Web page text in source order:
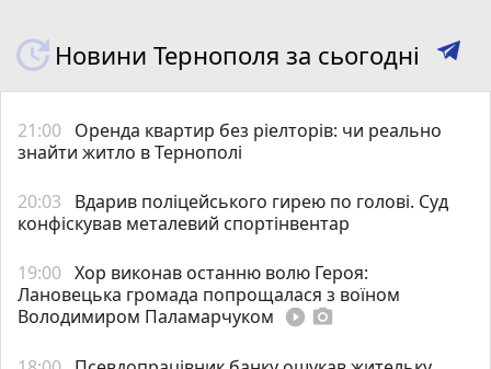
Новини Тернополя за сьогодні
21:00 Оренда квартир без ріелторів: чи реально
знайти житло в Тернополі
20:03
Вдарив поліцейського гирею по голові. Суд
конфіскував металевий спортінвентар
19:00 Хор виконав останню волю Героя:
Лановецька громада попрощалася з воїном
Володимиром Паламарчуком play_circle_filled photo_camera